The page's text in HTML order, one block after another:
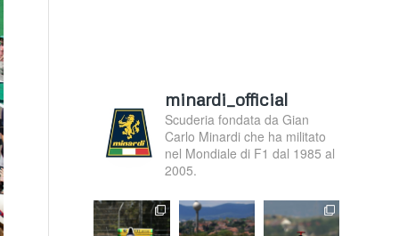
minardi_official
Scuderia fondata da Gian
Carlo Minardi che ha militato
nel Mondiale di F1 dal 1985 al
2005.